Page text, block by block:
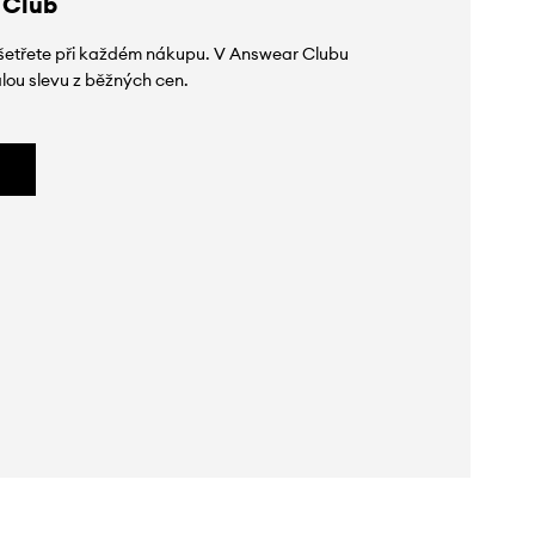
při každém nákupu. V Answear Clubu
slevu z běžných cen.